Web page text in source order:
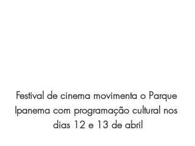
Festival de cinema movimenta o Parque
Ipanema com programação cultural nos
dias 12 e 13 de abril